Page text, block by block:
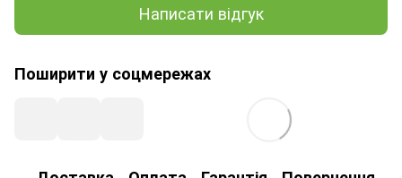
Написати відгук
Поширити у соцмережах